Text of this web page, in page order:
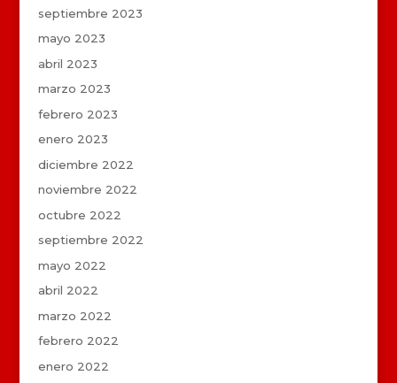
septiembre 2023
mayo 2023
abril 2023
marzo 2023
febrero 2023
enero 2023
diciembre 2022
noviembre 2022
octubre 2022
septiembre 2022
mayo 2022
abril 2022
marzo 2022
febrero 2022
enero 2022